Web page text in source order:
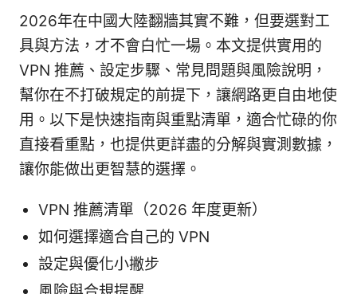
2026年在中國大陸翻牆其實不難，但要選對工
具與方法，才不會白忙一場。本文提供實用的
VPN 推薦、設定步驟、常見問題與風險說明，
幫你在不打破規定的前提下，讓網路更自由地使
用。以下是快速指南與重點清單，適合忙碌的你
直接看重點，也提供更詳盡的分解與實測數據，
讓你能做出更智慧的選擇。
VPN 推薦清單（2026 年度更新）
如何選擇適合自己的 VPN
設定與優化小撇步